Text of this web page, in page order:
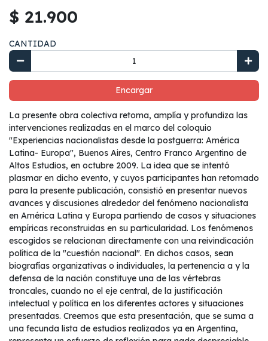
$ 21.900
CANTIDAD
Encargar
La presente obra colectiva retoma, amplía y profundiza las
intervenciones realizadas en el marco del coloquio
"Experiencias nacionalistas desde la postguerra: América
Latina- Europa", Buenos Aires, Centro Franco Argentino de
Altos Estudios, en octubre 2009. La idea que se intentó
plasmar en dicho evento, y cuyos participantes han retomado
para la presente publicación, consistió en presentar nuevos
avances y discusiones alrededor del fenómeno nacionalista
en América Latina y Europa partiendo de casos y situaciones
empíricas reconstruidas en su particularidad. Los fenómenos
escogidos se relacionan directamente con una reivindicación
política de la "cuestión nacional". En dichos casos, sean
biografías organizativas o individuales, la pertenencia a y la
defensa de la nación constituye una de las vértebras
troncales, cuando no el eje central, de la justificación
intelectual y política en los diferentes actores y situaciones
presentadas. Creemos que esta presentación, que se suma a
una fecunda lista de estudios realizados ya en Argentina,